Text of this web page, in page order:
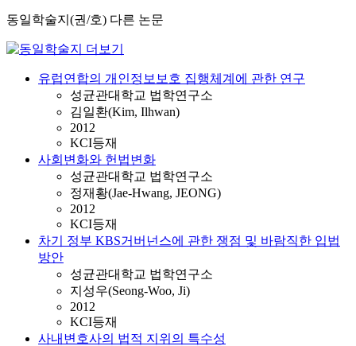
동일학술지(권/호) 다른 논문
유럽연합의 개인정보보호 집행체계에 관한 연구
성균관대학교 법학연구소
김일환(Kim, Ilhwan)
2012
KCI등재
사회변화와 헌법변화
성균관대학교 법학연구소
정재황(Jae-Hwang, JEONG)
2012
KCI등재
차기 정부 KBS거버넌스에 관한 쟁점 및 바람직한 입법
방안
성균관대학교 법학연구소
지성우(Seong-Woo, Ji)
2012
KCI등재
사내변호사의 법적 지위의 특수성